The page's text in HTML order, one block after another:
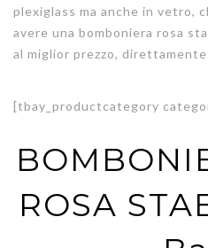
plexiglass ma anche in vetro,
avere una bomboniera rosa
al miglior prezzo,
[tbay_productcategory
ROSA